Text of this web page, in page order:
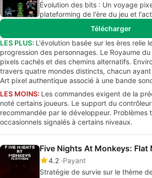
Évolution des bits : Un voyage
plateforming de l'ère du jeu et
Télécharger
LES PLUS: L'évolution basée sur les ères relie
progression des personnages. Le Royaume
pixels cachés et des chemins alternatifs.
travers quatre mondes distincts, chacun
Art pixel authentique associé à une bande
LES MOINS: Les commandes exigent de la
noté certains joueurs. Le support du
recommandée par le développeur. Problèmes
occasionnels signalés à certains niveaux.
Five Nights At Monkeys: Flat
4.2 Payant
Stratégie de survie sur le thème